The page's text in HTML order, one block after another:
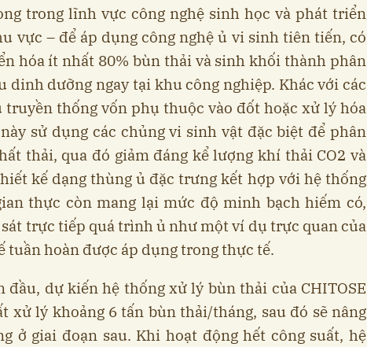
trong lĩnh vực công nghệ sinh học và phát triển
vực – để áp dụng công nghệ ủ vi sinh tiên tiến, có
hóa ít nhất 80% bùn thải và sinh khối thành phân
dinh dưỡng ngay tại khu công nghiệp. Khác với các
truyền thống vốn phụ thuộc vào đốt hoặc xử lý hóa
sử dụng các chủng vi sinh vật đặc biệt để phân
thải, qua đó giảm đáng kể lượng khí thải CO2 và
kế dạng thùng ủ đặc trưng kết hợp với hệ thống
thực còn mang lại mức độ minh bạch hiếm có,
trực tiếp quá trình ủ như một ví dụ trực quan của
tuần hoàn được áp dụng trong thực tế.
đầu, dự kiến hệ thống xử lý bùn thải của CHITOSE
xử lý khoảng 6 tấn bùn thải/tháng, sau đó sẽ nâng
ở giai đoạn sau. Khi hoạt động hết công suất, hệ